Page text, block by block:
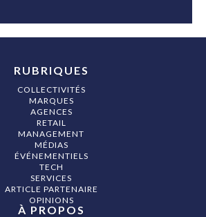
RUBRIQUES
COLLECTIVITÉS
MARQUES
AGENCES
RETAIL
MANAGEMENT
MÉDIAS
ÉVÉNEMENTIELS
TECH
SERVICES
ARTICLE PARTENAIRE
OPINIONS
À PROPOS